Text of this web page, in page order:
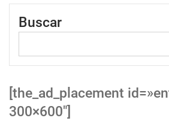
Buscar
[the_ad_placement
300×600″]